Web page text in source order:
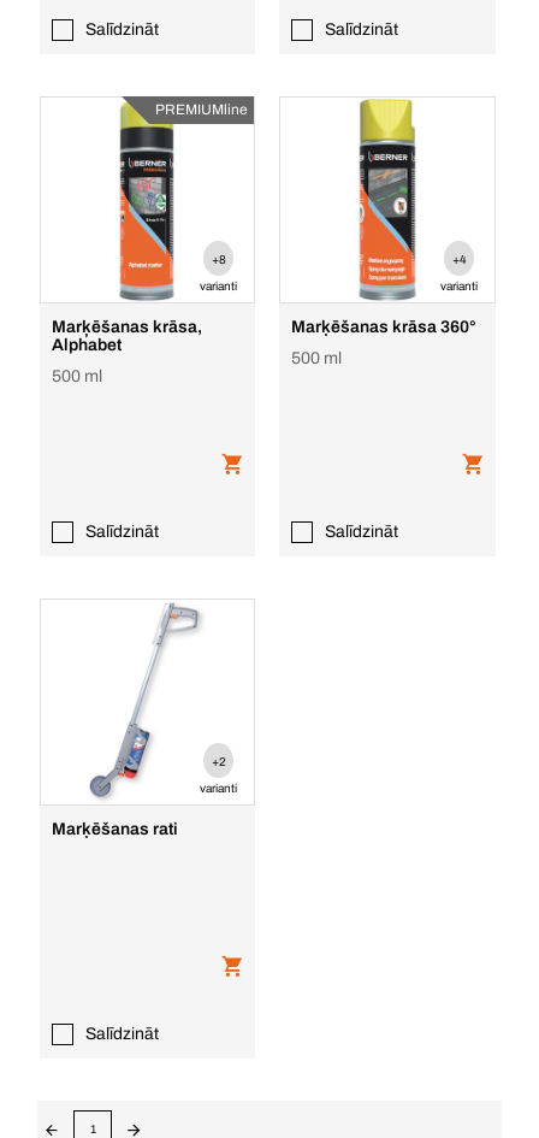
Salīdzināt Salīdzināt
PREMIUMline
+8
varianti
Marķēšanas krāsa,
Alphabet
500 ml
Salīdzināt
+4
varianti
Marķēšanas krāsa 360°
500 ml
Salīdzināt
+2
varianti
Marķēšanas rati
Salīdzināt
1